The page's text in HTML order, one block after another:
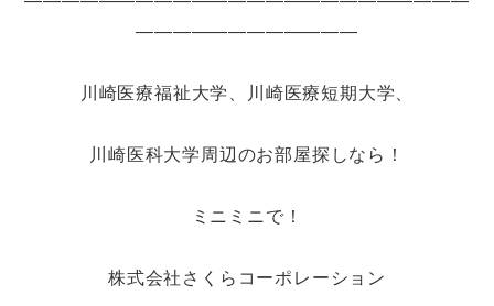
――――――――――――
川崎医療福祉大学、川崎医療短期大学、
川崎医科大学周辺のお部屋探しなら！
ミニミニで！
株式会社さくらコーポレーション